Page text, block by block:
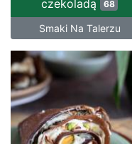
czekoladą
68
Smaki Na Talerzu